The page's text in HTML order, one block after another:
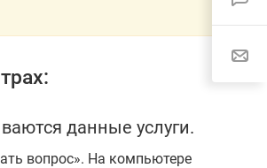
данные услуги.
вопрос». На компьютере